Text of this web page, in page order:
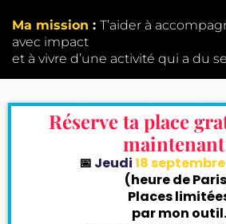
Ma mission : T’aider à
avec impact
et à vivre d’une activité qui a du
Réserve ta place
📅 Jeudi18 septembre
(heure de
Places
par mon outil.